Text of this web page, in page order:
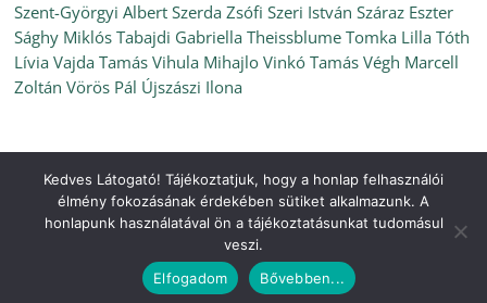
Szent-Györgyi Albert Szerda Zsófi Szeri István Száraz Eszter
Sághy Miklós Tabajdi Gabriella Theissblume Tomka Lilla Tóth
Lívia Vajda Tamás Vihula Mihajlo Vinkó Tamás Végh Marcell
Zoltán Vörös Pál Újszászi Ilona
Copyright © 2026Ünnepi Könyvhét Szeged, 2021. szeptember
All rights reserved.
by ThemeGrill. Powered by
Kedves Látogató! Tájékoztatjuk, hogy a honlap felhasználói
élmény fokozásának érdekében sütiket alkalmazunk. A
honlapunk használatával ön a tájékoztatásunkat tudomásul
veszi.
Elfogadom
Bővebben...